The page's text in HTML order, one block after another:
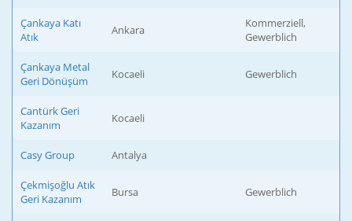
Çankaya Katı
Atık
Ankara
Kommerziell,
Gewerblich
Çankaya Metal
Geri Dönüşüm
Kocaeli Gewerblich
Cantürk Geri
Kazanım
Kocaeli
Casy Group Antalya
Çekmişoğlu Atık
Geri Kazanım
Bursa Gewerblich